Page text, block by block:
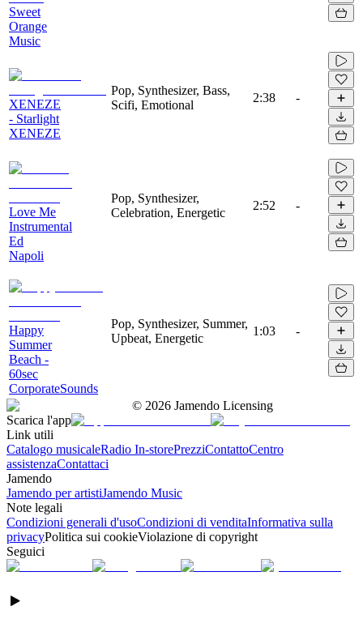
Sweet
Orange
Music
XENEZE
- Starlight
XENEZE
Pop, Synthesizer, Bass,
Scifi, Emotional
2:38 -
Love Me
Instrumental
Ed
Napoli
Pop, Synthesizer,
Celebration, Energetic
2:52 -
Happy
Summer
Beach -
60sec
CorporateSounds
Pop, Synthesizer, Summer,
Upbeat, Energetic
1:03 -
© 2026 Jamendo Licensing
Scarica l'app
Link utili
Catalogo musicaleRadio In-storePrezziContattoCentro
assistenzaContattaci
Jamendo
Jamendo per artistiJamendo Music
Note legali
Condizioni generali d'usoCondizioni di venditaInformativa sulla
privacyPolitica sui cookieViolazione di copyright
Seguici